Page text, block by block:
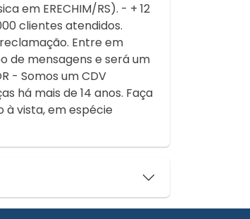
em ERECHIM/RS). - + 12
clientes atendidos.
Entre em
de mensagens e será um
- Somos um CDV
há mais de 14 anos. Faça
vista, em espécie